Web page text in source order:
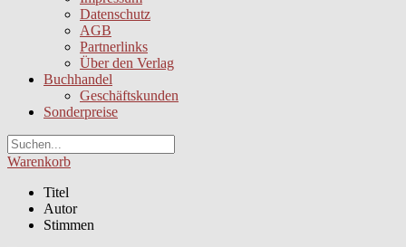
Datenschutz
AGB
Partnerlinks
Über den Verlag
Buchhandel
Geschäftskunden
Sonderpreise
Warenkorb
Titel
Autor
Stimmen